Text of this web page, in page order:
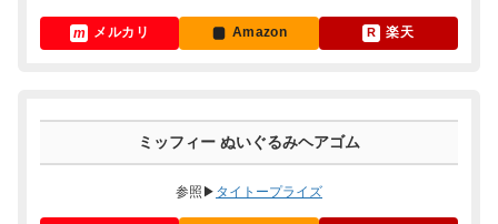
メルカリ Amazon 楽天
ミッフィー ぬいぐるみヘアゴム
参照▶ タイトープライズ